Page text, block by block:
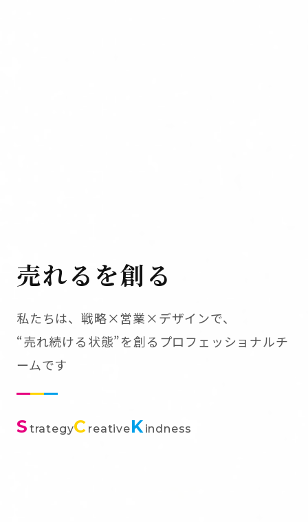
売れるを創る
私たちは、戦略×営業×デザインで、
“売れ続ける状態”を創るプロフェッショナルチ
ームです
S trategyC reativeKindness